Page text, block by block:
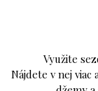
Využite
Nájdete v nej